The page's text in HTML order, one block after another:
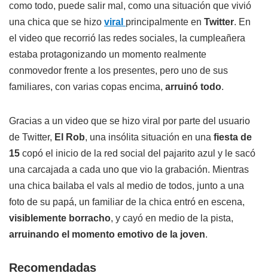
como todo, puede salir mal, como una situación que vivió
una chica que se hizo viral principalmente en Twitter. En
el video que recorrió las redes sociales, la cumpleañera
estaba protagonizando un momento realmente
conmovedor frente a los presentes, pero uno de sus
familiares, con varias copas encima, arruinó todo.
Gracias a un video que se hizo viral por parte del usuario
de Twitter, El Rob, una insólita situación en una fiesta de
15 copó el inicio de la red social del pajarito azul y le sacó
una carcajada a cada uno que vio la grabación. Mientras
una chica bailaba el vals al medio de todos, junto a una
foto de su papá, un familiar de la chica entró en escena,
visiblemente borracho, y cayó en medio de la pista,
arruinando el momento emotivo de la joven.
Recomendadas